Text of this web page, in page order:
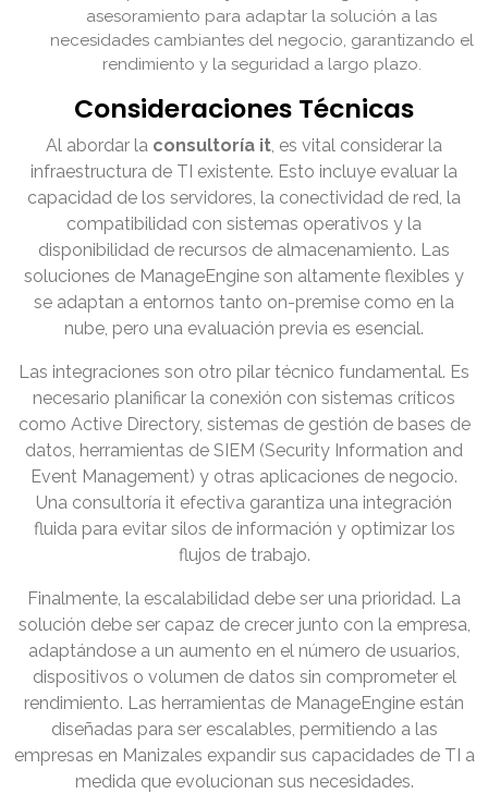
asesoramiento para adaptar la solución a las
necesidades cambiantes del negocio, garantizando el
rendimiento y la seguridad a largo plazo.
Consideraciones Técnicas
Al abordar la consultoría it, es vital considerar la
infraestructura de TI existente. Esto incluye evaluar la
capacidad de los servidores, la conectividad de red, la
compatibilidad con sistemas operativos y la
disponibilidad de recursos de almacenamiento. Las
soluciones de ManageEngine son altamente flexibles y
se adaptan a entornos tanto on-premise como en la
nube, pero una evaluación previa es esencial.
Las integraciones son otro pilar técnico fundamental. Es
necesario planificar la conexión con sistemas críticos
como Active Directory, sistemas de gestión de bases de
datos, herramientas de SIEM (Security Information and
Event Management) y otras aplicaciones de negocio.
Una consultoría it efectiva garantiza una integración
fluida para evitar silos de información y optimizar los
flujos de trabajo.
Finalmente, la escalabilidad debe ser una prioridad. La
solución debe ser capaz de crecer junto con la empresa,
adaptándose a un aumento en el número de usuarios,
dispositivos o volumen de datos sin comprometer el
rendimiento. Las herramientas de ManageEngine están
diseñadas para ser escalables, permitiendo a las
empresas en Manizales expandir sus capacidades de TI a
medida que evolucionan sus necesidades.